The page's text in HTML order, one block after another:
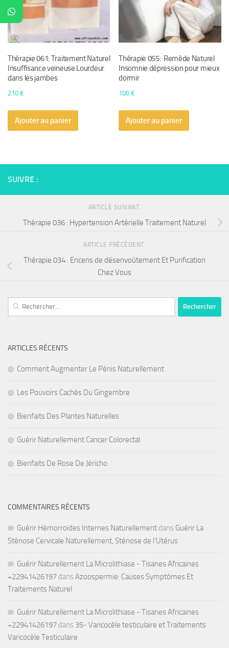
Thérapie 061: Traitement Naturel
Insuffisance veineuse Lourdeur
dans les jambes
210 €
Ajouter au panier
Thérapie 055: Remède Naturel
Insomnie dépression pour mieux
dormir
100€
Ajouter au panier
SUIVRE :
ARTICLE SUIVANT
Thérapie 036 : Hypertension Artérielle Traitement Naturel
ARTICLE PRÉCÉDENT
Thérapie 034 : Encens de désenvoûtement Et Purification
Chez Vous
Rechercher :
ARTICLES RÉCENTS
Comment Augmenter Le Pénis Naturellement
Les Pouvoirs Cachés Du Gingembre
Bienfaits Des Plantes Naturelles
Guérir Naturellement Cancer Colorectal
Bienfaits De Rose De Jéricho
COMMENTAIRES RÉCENTS
Guérir Hémorroïdes Internes Naturellement dans Guérir La
Sténose Cervicale Naturellement, Sténose de l’Utérus
Guérir Naturellement La Microlithiase - Tisanes Africaines
+22941426197 dans Azoospermie: Causes Symptômes Et
Traitements Naturel
Guérir Naturellement La Microlithiase - Tisanes Africaines
+22941426197 dans 35- Varicocèle testiculaire et Traitements
Varicocèle Testiculaire